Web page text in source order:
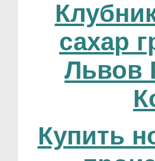
сахар
Львов
Купить